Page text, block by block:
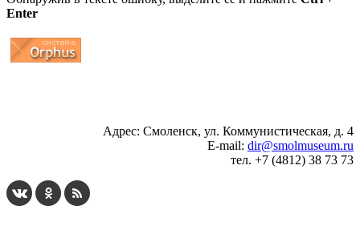
Enter
Адрес: Смоленск, ул. Коммунистическая, д. 4
E-mail: dir@smolmuseum.ru
тел. +7 (4812) 38 73 73